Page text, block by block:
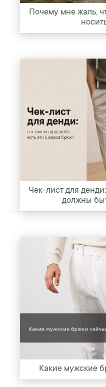
Почему мне жаль,
Чек-лист для
должны
Какие мужские